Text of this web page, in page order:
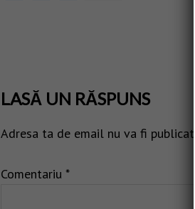
LASĂ UN RĂSPUNS
Adresa ta de email nu va fi publicată.
Comentariu *